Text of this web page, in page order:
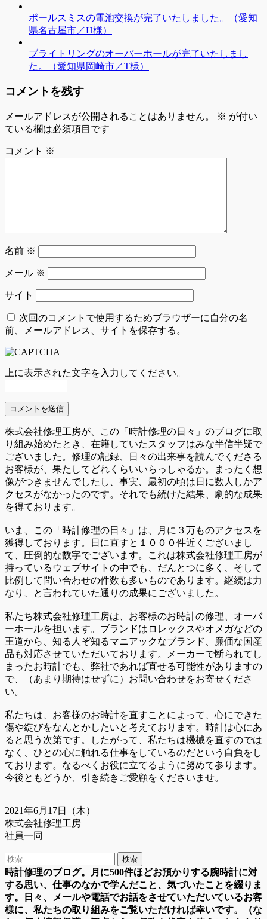
ポールスミスの電池交換が完了いたしました。（愛知
県名古屋市／H様）
ブライトリングのオーバーホールが完了いたしまし
た。（愛知県岡崎市／T様）
コメントを残す
メールアドレスが公開されることはありません。 ※ が付い
ている欄は必須項目です
コメント ※
名前 ※
メール ※
サイト
次回のコメントで使用するためブラウザーに自分の名
前、メールアドレス、サイトを保存する。
上に表示された文字を入力してください。
株式会社修理工房が、この「時計修理の日々」のブログに取
り組み始めたとき、在籍していたスタッフはみな半信半疑で
ございました。修理の記録、日々の出来事を読んでくださる
お客様が、果たしてどれくらいいらっしゃるか。まったく想
像がつきませんでしたし、事実、最初の頃は日に数人しかア
クセスがなかったのです。それでも続けた結果、劇的な成果
を得ております。
いま、この「時計修理の日々」は、月に３万ものアクセスを
獲得しております。日に直すと１０００件近くございまし
て、圧倒的な数字でございます。これは株式会社修理工房が
持っているウェブサイトの中でも、だんとつに多く、そして
比例して問い合わせの件数も多いものであります。継続は力
なり、と言われていた通りの成果にございました。
私たち株式会社修理工房は、お客様のお時計の修理、オーバ
ーホールを担います。ブランドはロレックスやオメガなどの
王道から、知る人ぞ知るマニアックなブランド、廉価な国産
品も対応させていただいております。メーカーで断られてし
まったお時計でも、弊社であれば直せる可能性がありますの
で、（あまり期待はせずに）お問い合わせをお寄せくださ
い。
私たちは、お客様のお時計を直すことによって、心にできた
傷や綻びをなんとかしたいと考えております。時計は心にあ
ると思う次第です。したがって、私たちは機械を直すのでは
なく、ひとの心に触れる仕事をしているのだという自負をし
ております。なるべくお役に立てるように努めて参ります。
今後ともどうか、引き続きご愛顧をくださいませ。
2021年6月17日（木）
株式会社修理工房
社員一同
時計修理のブログ。月に500件ほどお預かりする腕時計に対
する思い、仕事のなかで学んだこと、気づいたことを綴りま
す。日々、メールや電話でお話をさせていただいているお客
様に、私たちの取り組みをご覧いただければ幸いです。（な